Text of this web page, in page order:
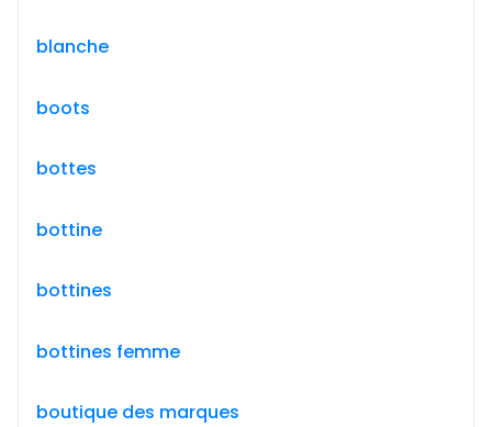
blanche
boots
bottes
bottine
bottines
bottines femme
boutique des marques